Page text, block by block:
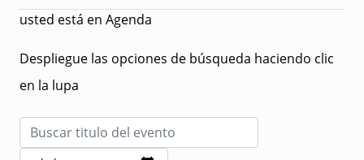
usted está en Agenda
Despliegue las opciones de búsqueda haciendo clic
en la lupa